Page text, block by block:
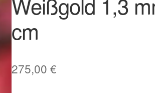
Im Gedenken an
Impressum
Karneval 2015 – Schmuck zu Fasching &
cm
275,00 €